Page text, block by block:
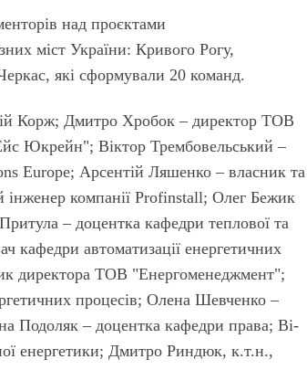
над проєктами
міст України: Кривого Рогу,
які сформували 20 команд.
Корж; Дмитро Хробок – директор ТОВ
Юкрейн"; Віктор Трембовельський –
Europe; Арсентій Ляшенко – власник та
інженер компанії Profinstall; Олег Бежик
– доцентка кафедри теплової та
кафедри автоматизації енергетичних
директора ТОВ "Енергомене­джмент";
процесів; Олена Шевченко –
Подоляк – доцентка кафедри права; Ві­
енергетики; Дмитро Риндюк, к.т.н.,